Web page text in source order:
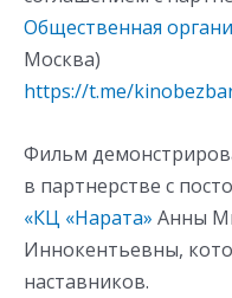
Общественная
Москва)
https://t.me/
Фильм
в партнерстве с
«КЦ «Нарата» Анны
Иннокентьевны,
наставников.